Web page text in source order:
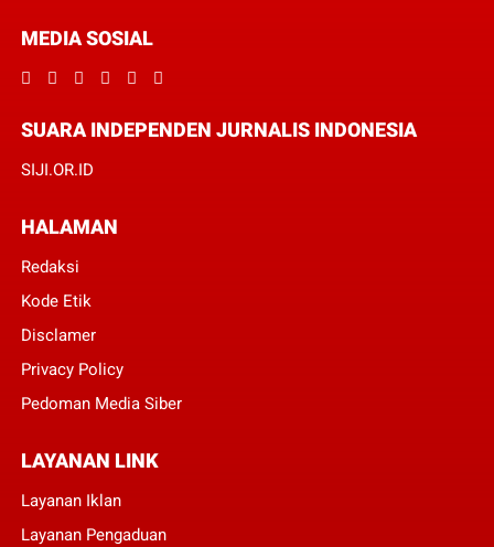
MEDIA SOSIAL
SUARA INDEPENDEN JURNALIS INDONESIA
SIJI.OR.ID
HALAMAN
Redaksi
Kode Etik
Disclamer
Privacy Policy
Pedoman Media Siber
LAYANAN LINK
Layanan Iklan
Layanan Pengaduan